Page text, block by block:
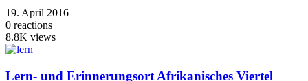
19. April 2016
0 reactions
8.8K views
Lern- und Erinnerungsort Afrikanisches Viertel